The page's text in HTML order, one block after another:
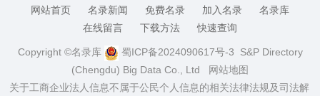
网站首页 名录新闻 免费名录 加入名录
名录库
在线留言
下载方法 快速查询
Copyright ©名录库 蜀ICP备2024090617号-3 S&P Directory
(Chengdu) Big Data Co., Ltd
网站地图
关于工商企业法人信息不属于公民个人信息的相关法律法规及司法解